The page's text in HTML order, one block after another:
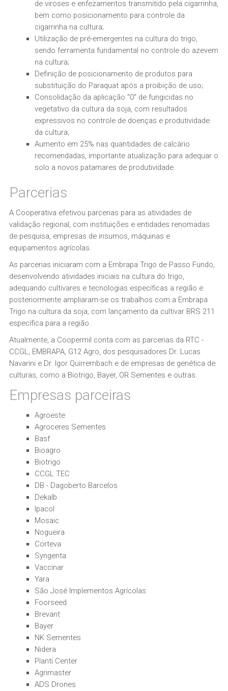
de viroses e enfezamentos transmitido pela cigarrinha,
bem como posicionamento para controle da
cigarrinha na cultura;
Utilização de pré-emergentes na cultura do trigo,
sendo ferramenta fundamental no controle do azevem
na cultura;
Definição de posicionamento de produtos para
substituição do Paraquat após a proibição de uso;
Consolidação da aplicação "0" de fungicidas no
vegetativo da cultura da soja, com resultados
expressivos no controle de doenças e produtividade
da cultura;
Aumento em 25% nas quantidades de calcário
recomendadas, importante atualização para adequar o
solo a novos patamares de produtividade.
Parcerias
A Cooperativa efetivou parcerias para as atividades de
validação regional, com instituições e entidades renomadas
de pesquisa, empresas de insumos, máquinas e
equipamentos agrícolas.
As parcerias iniciaram com a Embrapa Trigo de Passo Fundo,
desenvolvendo atividades iniciais na cultura do trigo,
adequando cultivares e tecnologias específicas a região e
posteriormente ampliaram-se os trabalhos com a Embrapa
Trigo na cultura da soja, com lançamento da cultivar BRS 211
específica para a região.
Atualmente, a Coopermil conta com as parcerias da RTC -
CCGL, EMBRAPA, G12 Agro, dos pesquisadores Dr. Lucas
Navarini e Dr. Igor Quirrembach e de empresas de genética de
culturas, como a Biotrigo, Bayer, OR Sementes e outras.
Empresas parceiras
Agroeste
Agroceres Sementes
Basf
Bioagro
Biotrigo
CCGL TEC
DB - Dagoberto Barcelos
Dekalb
Ipacol
Mosaic
Nogueira
Corteva
Syngenta
Vaccinar
Yara
São José Implementos Agrícolas
Foorseed
Brevant
Bayer
NK Sementes
Nidera
Planti Center
Agrimaster
ADS Drones